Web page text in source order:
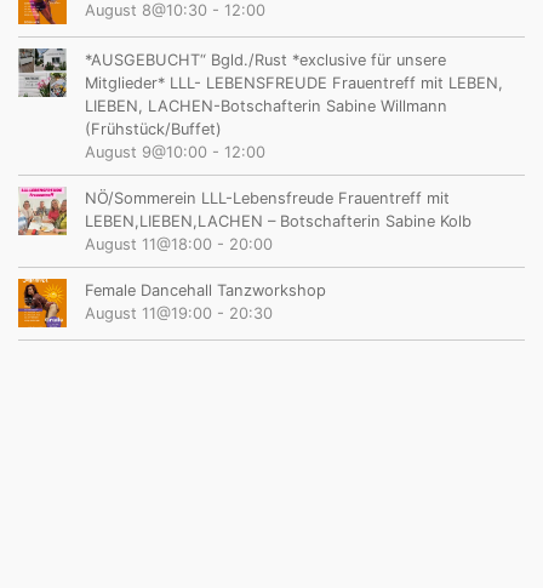
August 8@10:30 - 12:00
*AUSGEBUCHT“ Bgld./Rust *exclusive für unsere
Mitglieder* LLL- LEBENSFREUDE Frauentreff mit LEBEN,
LIEBEN, LACHEN-Botschafterin Sabine Willmann
(Frühstück/Buffet)
August 9@10:00 - 12:00
NÖ/Sommerein LLL-Lebensfreude Frauentreff mit
LEBEN,LIEBEN,LACHEN – Botschafterin Sabine Kolb
August 11@18:00 - 20:00
Female Dancehall Tanzworkshop
August 11@19:00 - 20:30